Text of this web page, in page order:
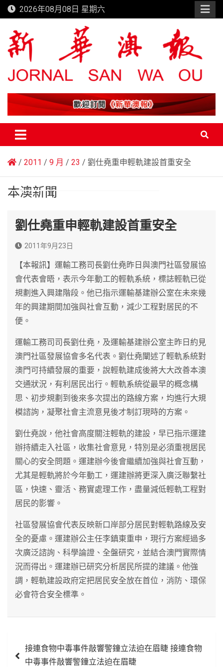
Skip
to
content
2026年08月08日 星期六
新華澳報
2011 9 月 23 劉仕堯重申輕軌建設首重安全
本澳新聞
劉仕堯重申輕軌建設首重安全
2011年9月23日
【本報訊】運輸工務司長劉仕堯昨日與澳門社區發展協
會代表會晤，表示今年動工的輕軌系統，標誌輕軌已從
規劃進入興建階段。他已指示運輸基建辦公室在未來幾
年的興建期間加強與社會互動，減少工程對居民的不
便。
運輸工務司司長劉仕堯，及運輸基建辦公室主昨日約見
澳門社區發展協會多名代表。劉仕堯闡述了輕軌系統對
澳門可持續發展的重要，說輕軌建成後將大大改善本澳
交通狀況，有利居民出行。輕軌系統從最早的概念構
思、初步規劃到後來多次提出的路線方案，均進行大規
模諮詢，凝聚社會主流意見後才制訂現時的方案。
劉仕堯說，他社會高度關注輕軌的建設，早已指示運建
辦持續走入社區，收集社會意見，特別是必須重視居民
關心的安全問題。運建辦今後會繼續加強與社會互動，
尤其是輕軌將於今年動工，運建辦將更深入廣泛聯繫社
區，快速、靈活、務實處理工作，盡量減低輕軌工程對
居民的影響。
社區發展協會代表反映新口岸部分居民對輕軌路線及安
全的憂慮。運建辦公主任李鎮東重申，現行方案經過多
次廣泛諮詢、科學論證、全盤研究，並結合澳門實際情
況而得出。運建辦已研究分析居民所提的建議。他強
調，輕軌建設政府定把居民安全放在首位，消防、環保
必會符合安全標準。
章 接連食物中毒事件敲響警鐘立法迫在眉睫 接連食物
中毒事件敲響警鐘立法迫在眉睫